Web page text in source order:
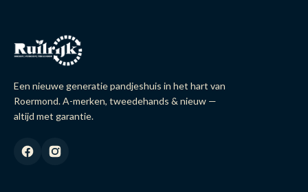
Een nieuwe generatie pandjeshuis in het hart van
Roermond. A-merken, tweedehands & nieuw —
altijd met garantie.